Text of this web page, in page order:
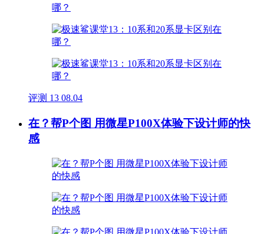
评测 13 08.04
在？帮P个图 用微星P100X体验下设计师的快
感